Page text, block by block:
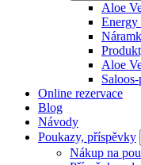
Aloe
Aloe
Online rezervace
Blog
Návody
Poukazy, příspěvky
Nákup na